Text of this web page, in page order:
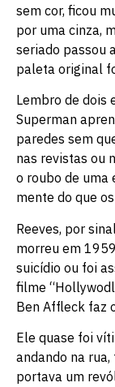
sem cor, ficou
por uma cinza,
seriado passou
paleta original
Lembro de dois
Superman
paredes sem
nas revistas ou
o roubo de uma
mente do que
Reeves, por
morreu em
suicídio ou foi
filme
Ben Affleck faz
Ele quase foi
andando na
portava um